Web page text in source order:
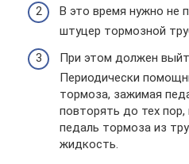
В это время нужно не
штуцер тормозной
При этом должен
Периодически
тормоза, зажимая
повторять до тех
педаль тормоза из
жидкость.